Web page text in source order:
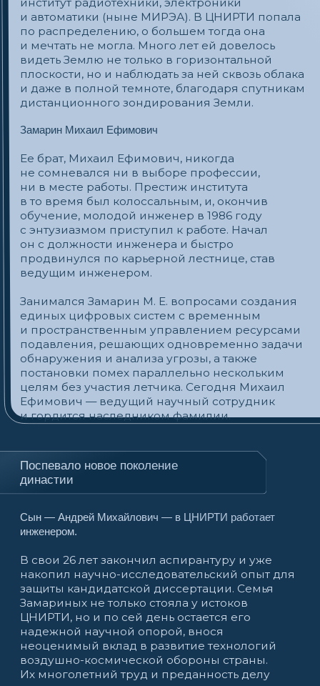
В свои 26 лет закончил аспирантуру и уже
накопил научно-исследовательский опыт для
защиты кандидатской диссертации. Семья
Замариных не только стояла у истоков
ЦНИРТИ, но и по сей день остается его
неоценимый вклад в развитие технологий
Их многолетний труд и преданность делу
служат живым примером преемственности
профессиональным идеалам, укрепляя
позиции предприятия как одного
из ключевых звеньев в обеспечении
безопасности Российской Федерации.
Сын — Андрей Михайлович — в ЦНИРТИ работает
Ведущий научный сотрудник
СТАЖ: 39 ЛЕТ
Замарин Михаил Ефимович
СТАЖ: 47 ЛЕТ
Замарина Татьяна Ефимовна
Начальник отдела снабжения
СТАЖ: 53 ГОДА
Замарин Ефим Соломонович
СОСТАВ СЕМЬИ